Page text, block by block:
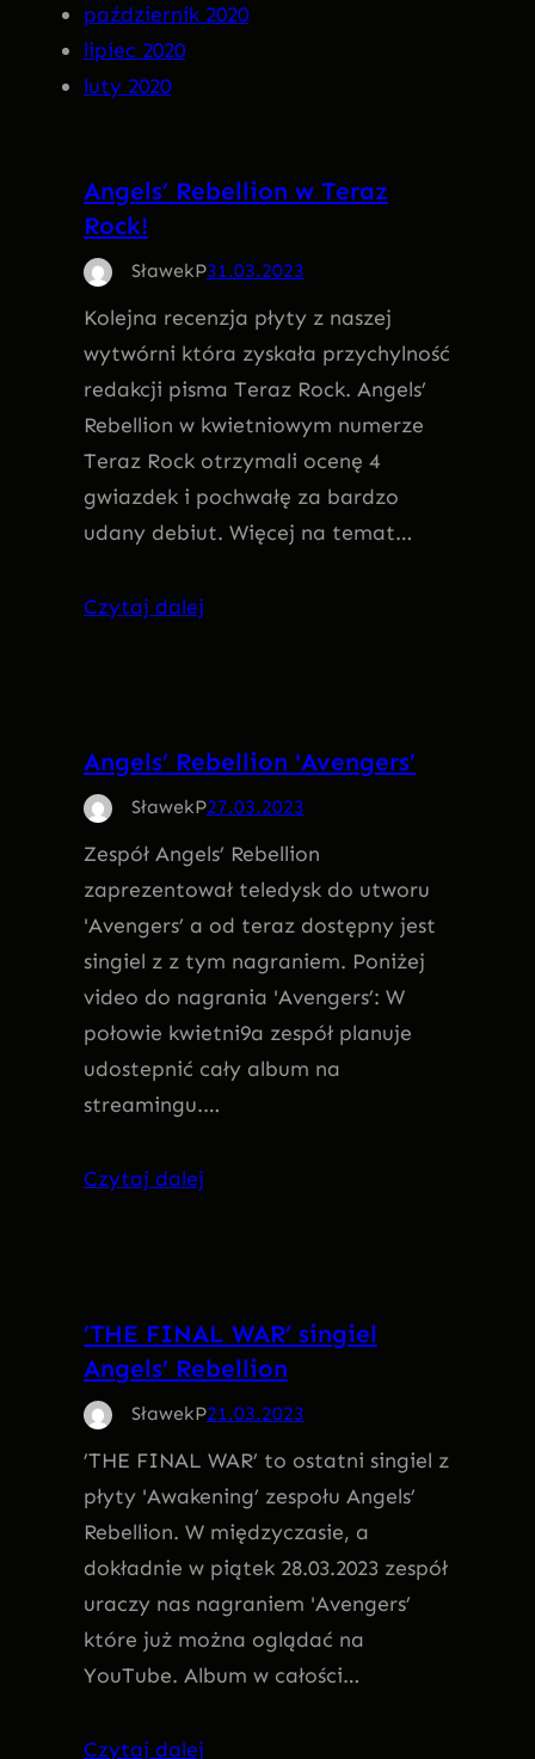
październik 2020
lipiec 2020
luty 2020
Angels’ Rebellion w Teraz
Rock!
SławekP31.03.2023
Kolejna recenzja płyty z naszej
wytwórni która zyskała przychylność
redakcji pisma Teraz Rock. Angels’
Rebellion w kwietniowym numerze
Teraz Rock otrzymali ocenę 4
gwiazdek i pochwałę za bardzo
udany debiut. Więcej na temat…
Czytaj dalej
Angels’ Rebellion 'Avengers’
SławekP27.03.2023
Zespół Angels’ Rebellion
zaprezentował teledysk do utworu
'Avengers’ a od teraz dostępny jest
singiel z z tym nagraniem. Poniżej
video do nagrania 'Avengers’: W
połowie kwietni9a zespół planuje
udostepnić cały album na
streamingu.…
Czytaj dalej
’THE FINAL WAR’ singiel
Angels’ Rebellion
SławekP21.03.2023
’THE FINAL WAR’ to ostatni singiel z
płyty 'Awakening’ zespołu Angels’
Rebellion. W międzyczasie, a
dokładnie w piątek 28.03.2023 zespół
uraczy nas nagraniem 'Avengers’
które już można oglądać na
YouTube. Album w całości…
Czytaj dalej